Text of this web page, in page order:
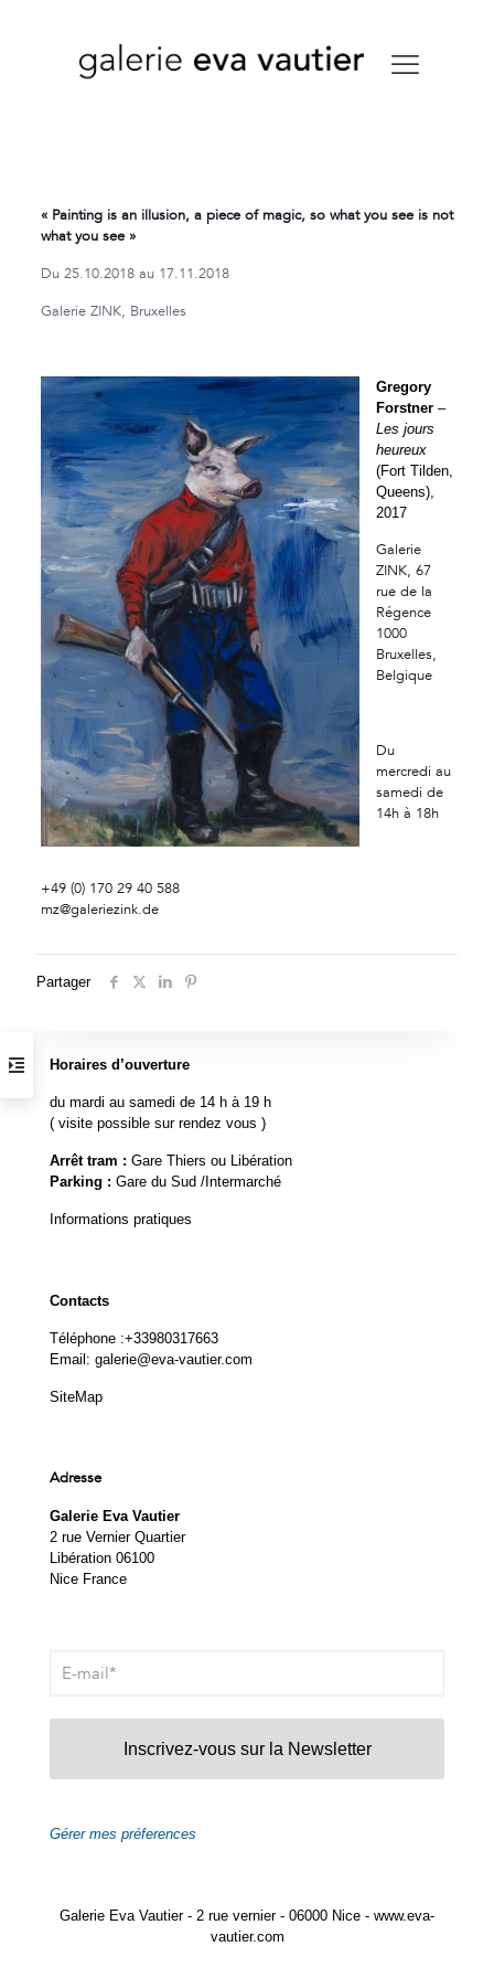
« Painting is an illusion, a piece of magic, so what you see is not
what you see »
Du 25.10.2018 au 17.11.2018
Galerie ZINK, Bruxelles
Gregory
Forstner–
Les jours
heureux
(Fort Tilden,
Queens),
2017
Galerie
ZINK, 67
rue de la
Régence
1000
Bruxelles,
Belgique
Du
mercredi au
samedi de
14h à 18h
+49 (0) 170 29 40 588
mz@galeriezink.de
Partager
Horaires d’ouverture
du mardi au samedi de 14 h à 19 h
( visite possible sur rendez vous )
Arrêt tram : Gare Thiers ou Libération
Parking : Gare du Sud /Intermarché
Informations pratiques
Contacts
Téléphone :+33980317663
Email: galerie@eva-vautier.com
SiteMap
Adresse
Galerie Eva Vautier
2 rue Vernier Quartier
Libération 06100
Nice France
Inscrivez-vous sur la Newsletter
Gérer mes préferences
Galerie Eva Vautier - 2 rue vernier - 06000 Nice - www.eva-
vautier.com